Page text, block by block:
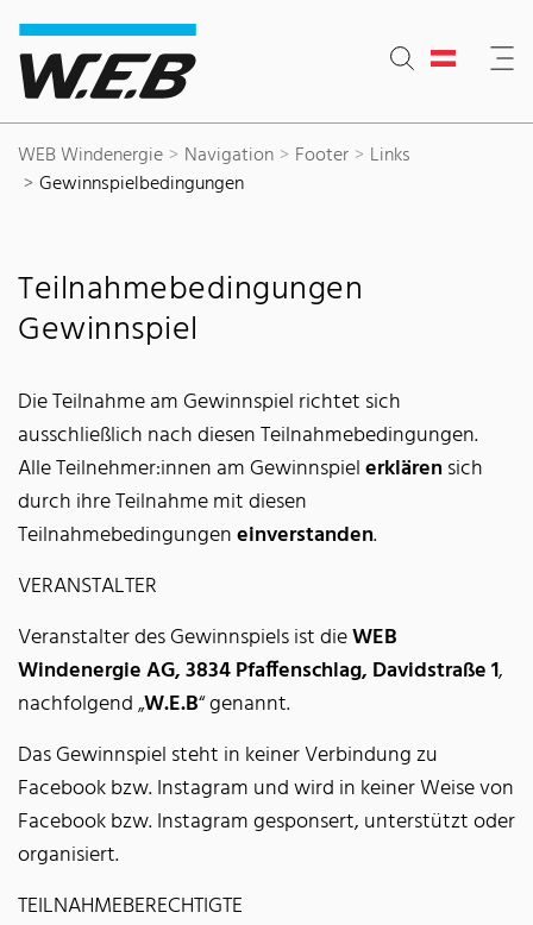
Inhaltsbereich
Suche
Hauptnavigation
Kontakt
Footer
WEB Windenergie Navigation Footer
Links
Gewinnspielbedingungen
Teilnahmebedingungen
Gewinnspiel
Die Teilnahme am Gewinnspiel richtet sich
ausschließlich nach diesen Teilnahmebedingungen.
Alle Teilnehmer:innen am Gewinnspielerklärensich
durch ihre Teilnahme mit diesen
Teilnahmebedingungeneinverstanden.
VERANSTALTER
Veranstalter des Gewinnspiels ist dieWEB
Windenergie AG, 3834 Pfaffenschlag, Davidstraße 1,
nachfolgend „W.E.B“ genannt.
Das Gewinnspiel steht in keiner Verbindung zu
Facebook bzw. Instagram und wird in keiner Weise von
Facebook bzw. Instagram gesponsert, unterstützt oder
organisiert.
TEILNAHMEBERECHTIGTE